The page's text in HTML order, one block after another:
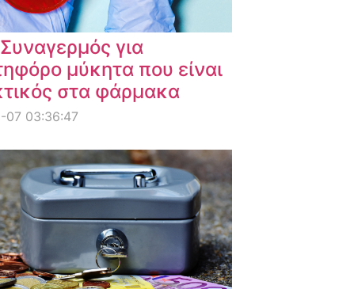
για
μύκητα που είναι
στα φάρμακα
07 03:36:47